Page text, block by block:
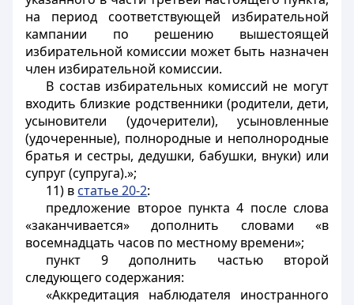
на период соответствующей избирательной
кампании по решению вышестоящей
избирательной комиссии может быть назначен
член избирательной комиссии.
В состав избирательных комиссий не могут
входить близкие родственники (родители, дети,
усыновители (удочерители), усыновленные
(удочеренные), полнородные и неполнородные
братья и сестры, дедушки, бабушки, внуки) или
супруг (супруга).»;
11) в статье 20-2:
предложение второе пункта 4 после слова
«заканчивается» дополнить словами «в
восемнадцать часов по местному времени»;
пункт 9 дополнить частью второй
следующего содержания:
«Аккредитация наблюдателя иностранного